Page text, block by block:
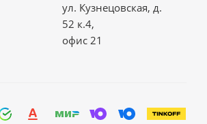
ул. Кузнецовская, д.
52 к.4,
офис 21